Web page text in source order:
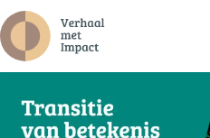
naar
de
inhoud